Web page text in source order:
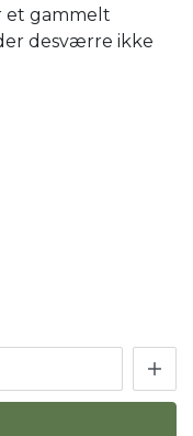
et gammelt
desværre ikke